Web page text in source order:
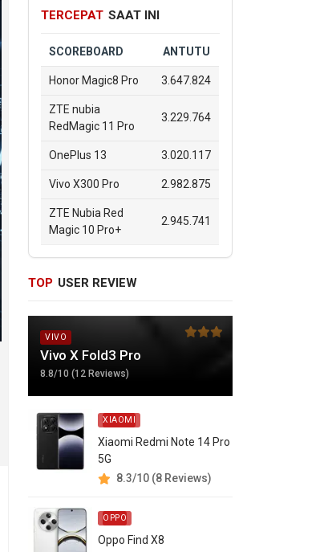
TERCEPAT SAAT INI
SCOREBOARD ANTUTU
Honor Magic8 Pro 3.647.824
ZTE nubia
RedMagic 11 Pro
3.229.764
OnePlus 13 3.020.117
Vivo X300 Pro 2.982.875
ZTE Nubia Red
Magic 10 Pro+
2.945.741
TOP USER REVIEW
VIVO
Vivo X Fold3 Pro
8.8/10 (12 Reviews)
XIAOMI
Xiaomi Redmi Note 14 Pro
5G
8.3/10 (8 Reviews)
OPPO
Oppo Find X8